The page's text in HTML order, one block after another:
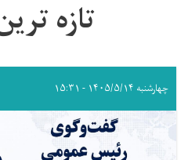
تازه
چهارشنبه ۱۴۰۵/۵/۱۴ - ۱۵:۳۱